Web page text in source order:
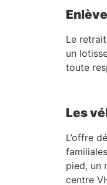
Le
un
toute
Les
L’offre
pied, un
centre